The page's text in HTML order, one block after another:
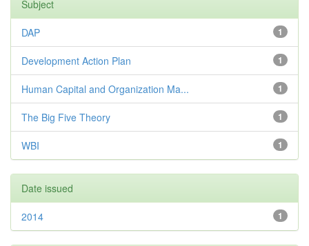
Subject
1
DAP
1
Development Action Plan
1
Human Capital and Organization Ma...
1
The Big Five Theory
1
WBI
Date issued
1
2014